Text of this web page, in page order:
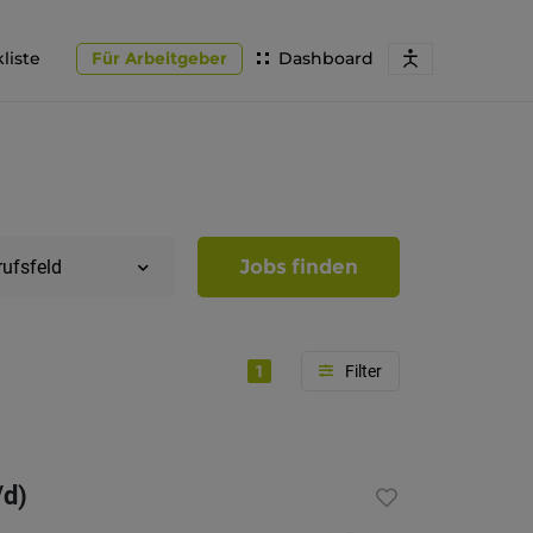
Dashboard
Für Arbeitgeber
Jobs finden
1